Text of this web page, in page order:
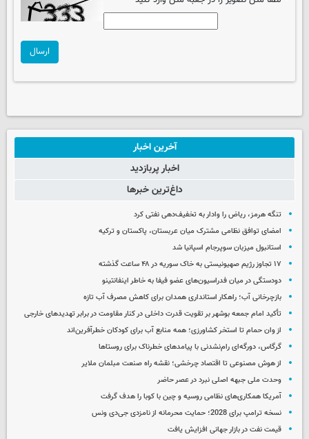
ارسال
آخرین اخبار
اخبار پربازدید
داغ‌ترین خبرها
تنگه هرمز، ریاض را وادار به تخفیف‌دهی نفتی کرد
امضای توافق نظامی مشترک میان عربستان، پاکستان و ترکیه
استانبول میزبان سوپرجام اسپانیا شد
۱۷ تجاوز رژیم صهیونیستی به خاک سوریه در ۴۸ ساعت گذشته
دودستگی در میان فدراسیون‌های عضو فیفا به خاطر اینفانتینو
بازچرخانی آب؛ راهکار استانداری همدان برای کاهش مصرف آب تازه
تأکید امام جمعه بوشهر بر تقویت قدرت داخلی در کنار مقاومت در برابر تهدیدهای خارجی
از وان حمام تا استخر کشاورزی؛ همه منابع آب برای کودکان خطرآفرین‌اند
گرگاس، دورگه‌ای رام‌نشدنی با پیامدهای خطرناک برای روستاها
از هوش مصنوعی تا اقتصاد چرخشی؛ نقشه راه صنعت مبلمان ملایر
وحدت ملی جبهه اصلی نبرد در عصر حاضر
آمریکا همکاری‌های نظامی روسیه و چین با کوبا را هدف گرفت
نسخه ترامپ برای 2028؛ حمایت محرمانه از نامزدی جی‌دی ونس
قیمت نفت در بازار جهانی افزایش یافت